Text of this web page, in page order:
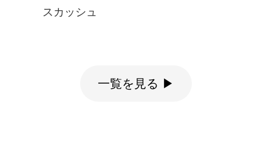
スカッシュ
一覧を見る ▶